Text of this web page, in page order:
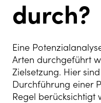
durch?
Eine
Arten durchgeführt
Zielsetzung. Hier
Durchführung einer
Regel berücksichtigt